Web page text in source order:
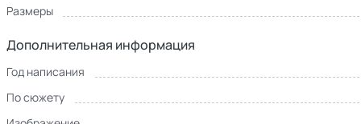
Размеры
Дополнительная информация
Год написания
По сюжету